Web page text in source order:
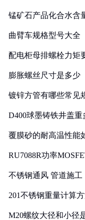
锰矿石产品化合水含
曲臂车规格型号大全
配电柜母排螺栓力矩
膨胀螺丝尺寸是多少
镀锌方管有哪些常见
D400球墨铸铁井盖重
覆膜砂的耐高温性能
RU7088R功率
不锈钢通风 管道施工
201不锈钢重量计算
M20螺纹大径和小径